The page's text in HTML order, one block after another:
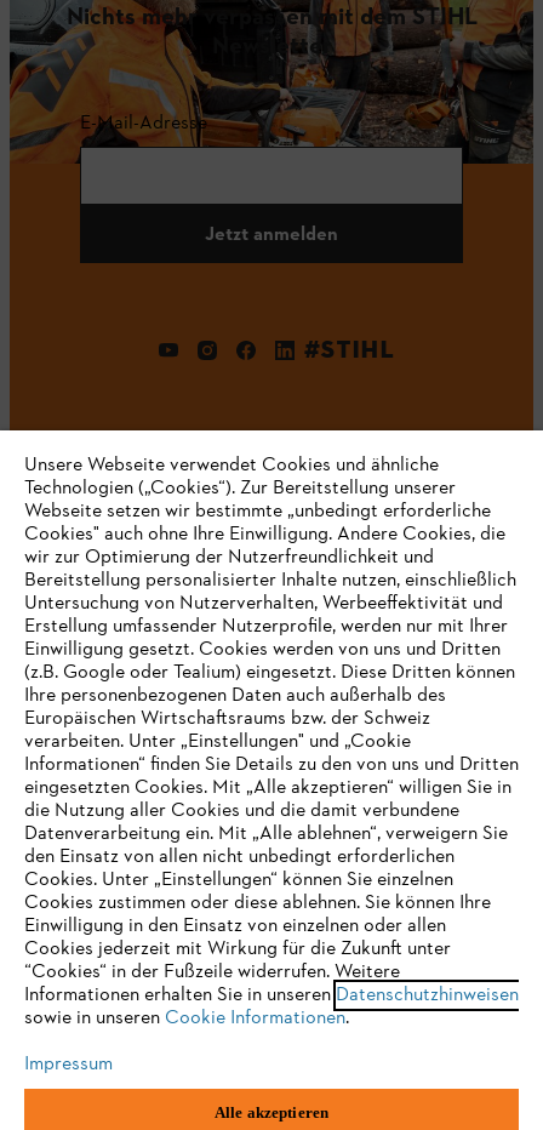
Nichts mehr verpassen mit dem STIHL
Newsletter
E-Mail-Adresse
Jetzt anmelden
#STIHL
Unternehmen
Häufig gestellte Fragen
Support
Datenschutz Impressum Cookies
Rechtliche Informationen
IHR BROWSER WIRD NICHT
UNTERSTÜTZT
Sie nutzen einen Browser, den wir noch nicht unterstützen. Für
eine optimale Nutzung unserer Seite empfehlen wir Ihnen, zu
einem der folgenden Browser zu wechseln:
Firefox Chrome
Unsere Webseite verwendet Cookies und ähnliche
Technologien („Cookies“). Zur Bereitstellung unserer
Webseite setzen wir bestimmte „unbedingt erforderliche
Cookies" auch ohne Ihre Einwilligung. Andere Cookies, die
wir zur Optimierung der Nutzerfreundlichkeit und
Bereitstellung personalisierter Inhalte nutzen, einschließlich
Untersuchung von Nutzerverhalten, Werbeeffektivität und
Erstellung umfassender Nutzerprofile, werden nur mit Ihrer
Einwilligung gesetzt. Cookies werden von uns und Dritten
(z.B. Google oder Tealium) eingesetzt. Diese Dritten können
Ihre personenbezogenen Daten auch außerhalb des
Europäischen Wirtschaftsraums bzw. der Schweiz
verarbeiten. Unter „Einstellungen" und „Cookie
Informationen“ finden Sie Details zu den von uns und Dritten
eingesetzten Cookies. Mit „Alle akzeptieren“ willigen Sie in
die Nutzung aller Cookies und die damit verbundene
Datenverarbeitung ein. Mit „Alle ablehnen“, verweigern Sie
den Einsatz von allen nicht unbedingt erforderlichen
Cookies. Unter „Einstellungen“ können Sie einzelnen
Cookies zustimmen oder diese ablehnen. Sie können Ihre
Einwilligung in den Einsatz von einzelnen oder allen
Cookies jederzeit mit Wirkung für die Zukunft unter
“Cookies“ in der Fußzeile widerrufen. Weitere
Informationen erhalten Sie in unseren Datenschutzhinweisen
sowie in unseren Cookie Informationen.
Impressum
Alle akzeptieren